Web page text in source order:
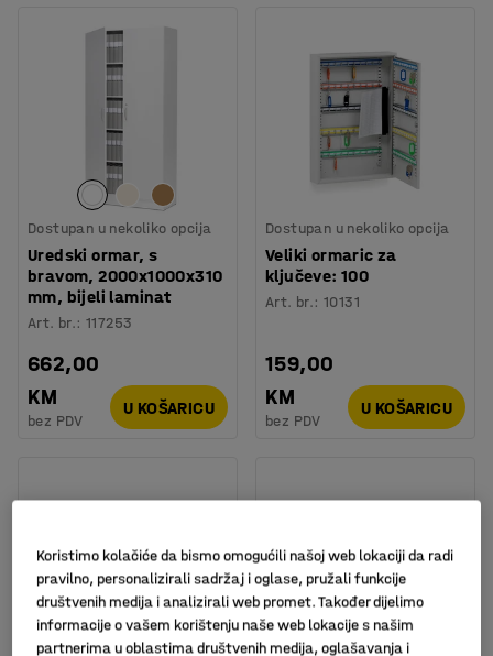
Dostupan u nekoliko opcija
Uredski ormar, s
bravom, 2000x1000x310
mm, bijeli laminat
Art. br.:117253
662,00
KM
bez PDV
U KOŠARICU
Dostupan u nekoliko opcija
Veliki ormaric za
ključeve: 100
Art. br.:10131
159,00
KM
bez PDV
U KOŠARICU
Koristimo kolačiće da bismo omogućili našoj web lokaciji da radi
pravilno, personalizirali sadržaj i oglase, pružali funkcije
društvenih medija i analizirali web promet. Također dijelimo
informacije o vašem korištenju naše web lokacije s našim
partnerima u oblastima društvenih medija, oglašavanja i